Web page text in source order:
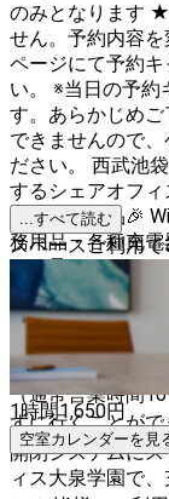
のみとなります
せん。予約内容
ページにて予約
い。 ※当日の予約
す。あらかじめ
できませんので
ださい。 西武池袋線「大泉学園」駅北口より徒歩2分に立地
するシェアオフィ
ー充実の備品🎉
務用品・各種充電
ご了承ください。 ー全席ウェブ会議＆通話可能🎵 エミフィ
ス大泉学園は、
す！ ※ご利用の際
たします。 ー駅チカの環境✨ 西武池袋線「大泉学園」駅北
口から徒歩2分の
（通常営業時間
ずに行くことができます☔ ー安心のセ
開閉システムにスマ
ィス大泉学園で
...すべて読む
スペースご利用で
1時間1,650円
空室カレンダーを見